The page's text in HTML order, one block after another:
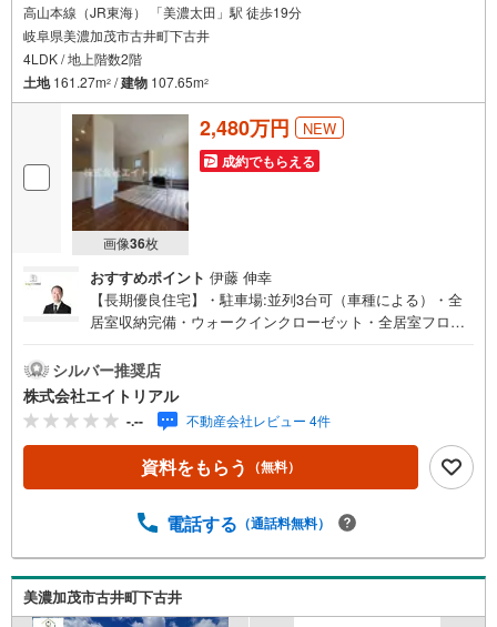
高山本線（JR東海） 「美濃太田」駅 徒歩19分
岐阜県美濃加茂市古井町下古井
4LDK / 地上階数2階
土地161.27m2 /建物 107.65m2
画像36枚
2,480万円 NEW
成約でもらえる
おすすめポイント 伊藤 伸幸
【長期優良住宅】・駐車場:並列3台可（車種による）・全
居室収納完備・ウォークインクローゼット・全居室フロー
入のことなら【エイトリアル】の売買仲介担当にお任せ下
さい！「8」の末広がりと「∞」の無限大の想いを込めて、
「マイホームを持つ」というお客様の夢の実現を全力でサ
ポートします！まずはお気軽にご相談ください。◇◆◇◆
◇◆◇◆◇◆◇◆◇◆◇◆◇◆◇◆◆物件探し 基本の流
れ【総所要時間60分】●Step1 見学希望日時を予約するご希
調整をお願いする場合もございますのでご了承くださ
後、お客様のご要望やご予算などに関する情報のヒアリン
グと弊社の簡単なご説明をさせていただきます。
シルバー推奨店
株式会社エイトリアル
-.-- 不動産会社レビュー 4件
資料をもらう （無料）
電話する （通話料無料）
美濃加茂市古井町下古井